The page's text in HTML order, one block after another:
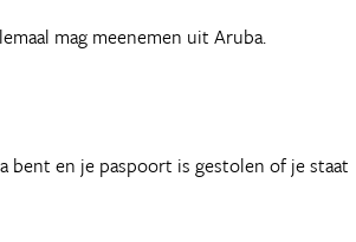
mag meenemen uit Aruba.
bent en je paspoort is gestolen of je staat